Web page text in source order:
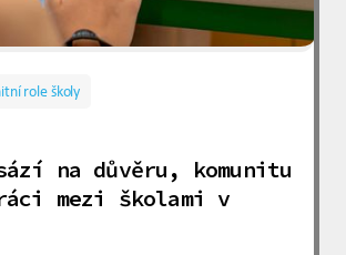
role školy
na důvěru, komunitu
mezi školami v